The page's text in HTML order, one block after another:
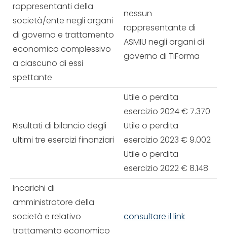
rappresentanti della
società/ente negli organi
di governo e trattamento
economico complessivo
a ciascuno di essi
spettante
nessun
rappresentante di
ASMIU negli organi di
governo di TiForma
Risultati di bilancio degli
ultimi tre esercizi finanziari
Utile o perdita
esercizio 2024 € 7.370
Utile o perdita
esercizio 2023 € 9.002
Utile o perdita
esercizio 2022 € 8.148
Incarichi di
amministratore della
società e relativo
trattamento economico
consultare il link